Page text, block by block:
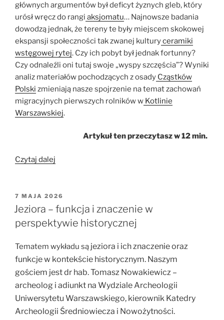
głównych argumentów był deficyt żyznych gleb, który
urósł wręcz do rangi aksjomatu… Najnowsze badania
dowodzą jednak, że tereny te były miejscem skokowej
ekspansji społeczności tak zwanej kulturyceramiki
wstęgowej rytej. Czy ich pobyt był jednak fortunny?
Czy odnaleźli oni tutaj swoje „wyspy szczęścia”? Wyniki
analiz materiałów pochodzących z osady Cząstków
Polski zmieniają nasze spojrzenie na temat zachowań
migracyjnych pierwszych rolników w Kotlinie
Warszawskiej.
Artykuł ten przeczytasz w 12 min.
Czytaj dalej
o
tym
jak
zakończyły
się
neolityczne
poszukiwania
szczęścia”
na
Mazowszu”
OPUBLIKOWANE
W
7 MAJA 2026
Jeziora – funkcja i znaczenie w
perspektywie historycznej
Tematem wykładu są jeziora i ich znaczenie oraz
funkcje w kontekście historycznym. Naszym
gościem jest dr hab. Tomasz Nowakiewicz –
archeolog i adiunkt na Wydziale Archeologii
Uniwersytetu Warszawskiego, kierownik Katedry
Archeologii Średniowiecza i Nowożytności.